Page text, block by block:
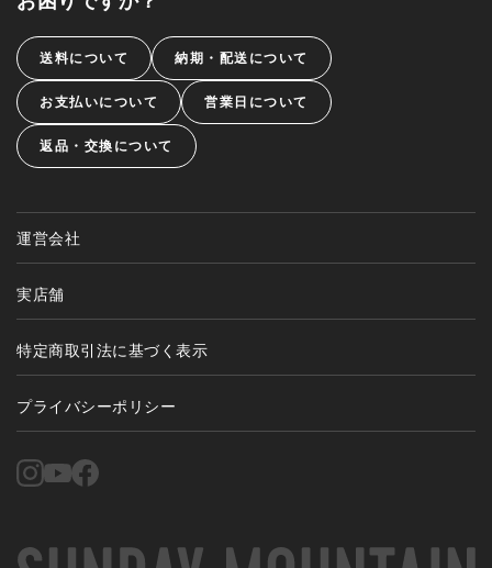
送料について 納期・配送について
お支払いについて 営業日について
返品・交換について
運営会社
実店舗
特定商取引法に基づく表示
プライバシーポリシー